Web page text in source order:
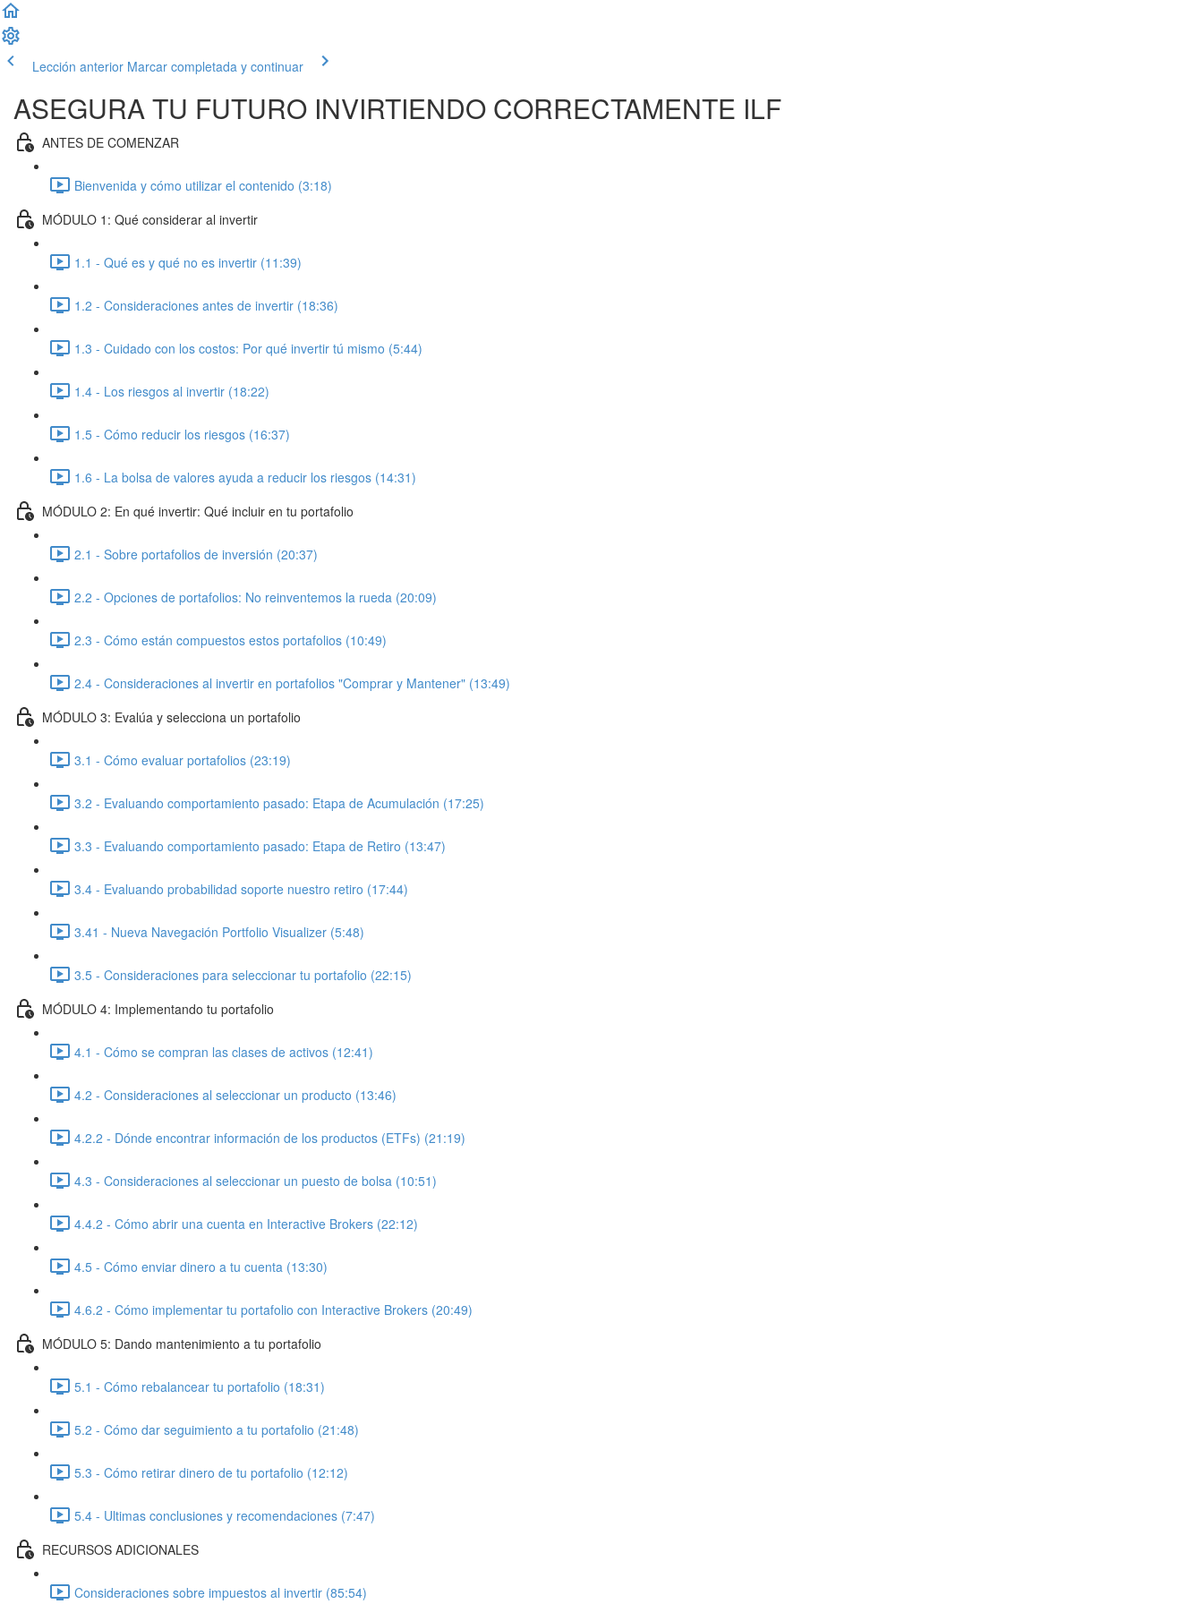
Lección anterior Marcar completada y continuar
ASEGURA TU FUTURO INVIRTIENDO CORRECTAMENTE ILF
ANTES DE COMENZAR
Bienvenida y cómo utilizar el contenido (3:18)
MÓDULO 1: Qué considerar al invertir
1.1 - Qué es y qué no es invertir (11:39)
1.2 - Consideraciones antes de invertir (18:36)
1.3 - Cuidado con los costos: Por qué invertir tú mismo (5:44)
1.4 - Los riesgos al invertir (18:22)
1.5 - Cómo reducir los riesgos (16:37)
1.6 - La bolsa de valores ayuda a reducir los riesgos (14:31)
MÓDULO 2: En qué invertir: Qué incluir en tu portafolio
2.1 - Sobre portafolios de inversión (20:37)
2.2 - Opciones de portafolios: No reinventemos la rueda (20:09)
2.3 - Cómo están compuestos estos portafolios (10:49)
2.4 - Consideraciones al invertir en portafolios "Comprar y Mantener" (13:49)
MÓDULO 3: Evalúa y selecciona un portafolio
3.1 - Cómo evaluar portafolios (23:19)
3.2 - Evaluando comportamiento pasado: Etapa de Acumulación (17:25)
3.3 - Evaluando comportamiento pasado: Etapa de Retiro (13:47)
3.4 - Evaluando probabilidad soporte nuestro retiro (17:44)
3.41 - Nueva Navegación Portfolio Visualizer (5:48)
3.5 - Consideraciones para seleccionar tu portafolio (22:15)
MÓDULO 4: Implementando tu portafolio
4.1 - Cómo se compran las clases de activos (12:41)
4.2 - Consideraciones al seleccionar un producto (13:46)
4.2.2 - Dónde encontrar información de los productos (ETFs) (21:19)
4.3 - Consideraciones al seleccionar un puesto de bolsa (10:51)
4.4.2 - Cómo abrir una cuenta en Interactive Brokers (22:12)
4.5 - Cómo enviar dinero a tu cuenta (13:30)
4.6.2 - Cómo implementar tu portafolio con Interactive Brokers (20:49)
MÓDULO 5: Dando mantenimiento a tu portafolio
5.1 - Cómo rebalancear tu portafolio (18:31)
5.2 - Cómo dar seguimiento a tu portafolio (21:48)
5.3 - Cómo retirar dinero de tu portafolio (12:12)
5.4 - Ultimas conclusiones y recomendaciones (7:47)
RECURSOS ADICIONALES
Consideraciones sobre impuestos al invertir (85:54)